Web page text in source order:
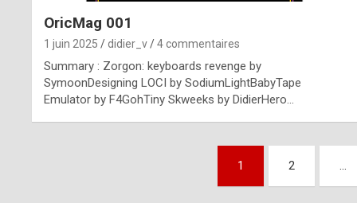
OricMag 001
1 juin 2025 didier_v 4 commentaires
Summary : Zorgon: keyboards revenge by
SymoonDesigning LOCI by SodiumLightBabyTape
Emulator by F4GohTiny Skweeks by DidierHero…
1 2 …